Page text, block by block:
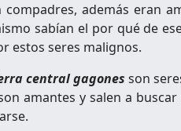
además eran
sa­bían el por qué de
estos seres malignos.
central gagones son
amantes y salen a